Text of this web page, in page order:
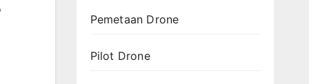
Pemetaan Drone
Pilot Drone